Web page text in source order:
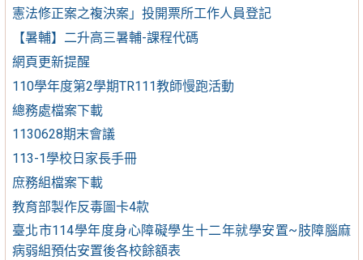
憲法修正案之複決案」投開票所工作人員登記
【暑輔】二升高三暑輔-課程代碼
網頁更新提醒
110學年度第2學期TR111教師慢跑活動
總務處檔案下載
1130628期末會議
113-1學校日家長手冊
庶務組檔案下載
教育部製作反毒圖卡4款
臺北市114學年度身心障礙學生十二年就學安置~肢障腦麻
病弱組預估安置後各校餘額表